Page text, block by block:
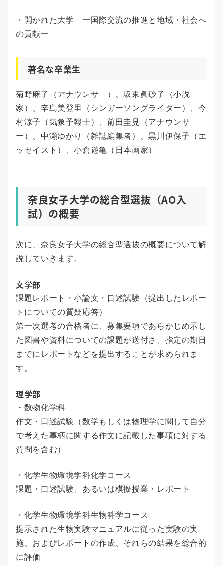
・開かれた大学 一国際交流の推進と地域・社会へ
の貢献一
著名な卒業生
菊野麻子（アナウンサー）、坂東眞砂子（小説
家）、辛島美登里（シンガーソングライター）、今
村涼子（気象予報士）、前田圭見（アナウンサ
ー）、中瀬ゆかり（雑誌編集者）、黒川伊保子（エ
ッセイスト）、小倉遊亀（日本画家）
奈良女子大学の総合型選抜（AO入
試）の概要
次に、奈良女子大学の総合型選抜の概要について解
説していきます。
文学部
課題レポート・小論文・口述試験（提出したレポー
トについての質疑応答）
第一次選考の合格者に、募集要項であらかじめ示し
た図書や資料についての課題が送付さ、指定の期日
までにレポートなどを提出することが求められま
す。
理学部
・数物化学科
作文・口述試験（数学もしくは物理学に関して自分
で考えた事柄に関する作文に記載した事項に対する
質問を含む）
・化学生物環境学科化学コース
課題・口述試験、あるいは模擬授業・レポート
・化学生物環境学科生物科学コース
提示された生物実験マニュアルに従った実験の実
施、およびレポートの作成、それらの結果を総合的
に評価